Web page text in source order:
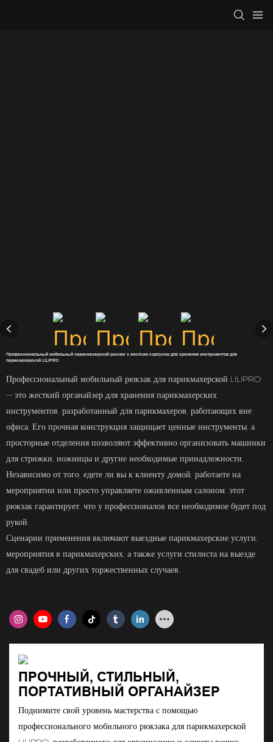
Профессиональный мобильный парикмахерский рюкзак с жестким корпусом для хранения инструментов для
парикмахерской LILIPRO
Профессиональный мобильный рюкзак для парикмахерской LILIPRO
— это жесткий органайзер для хранения парикмахерских
инструментов, разработанный для парикмахеров, работающих вне
офиса. Его прочная конструкция защищает ценные инструменты, а
просторные отделения позволяют эффективно организовать машинки
для стрижки, ножницы и другие необходимые принадлежности.
Независимо от того, едете ли вы к клиенту домой, работаете на
мероприятии или просто управляете оживленным салоном, этот
рюкзак гарантирует, что у профессионалов все необходимое будет под
рукой.
Сценарии применения включают выездные парикмахерские услуги,
мероприятия в парикмахерских, а также услуги стилиста на выезде
для свадеб или других торжественных случаев.
ПРОЧНЫЙ, СТИЛЬНЫЙ,
ПОРТАТИВНЫЙ ОРГАНАЙЗЕР
Поднимите свой уровень мастерства с помощью
профессионального мобильного рюкзака для парикмахерской